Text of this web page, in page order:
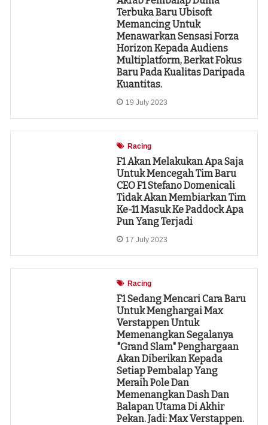
Terbuka Baru Ubisoft
Memancing Untuk
Menawarkan Sensasi Forza
Horizon Kepada Audiens
Multiplatform, Berkat Fokus
Baru Pada Kualitas Daripada
Kuantitas.
19 July 2023
Racing
F1 Akan Melakukan Apa Saja
Untuk Mencegah Tim Baru
CEO F1 Stefano Domenicali
Tidak Akan Membiarkan Tim
Ke-11 Masuk Ke Paddock Apa
Pun Yang Terjadi
17 July 2023
Racing
F1 Sedang Mencari Cara Baru
Untuk Menghargai Max
Verstappen Untuk
Memenangkan Segalanya
"grand Slam" Penghargaan
Akan Diberikan Kepada
Setiap Pembalap Yang
Meraih Pole Dan
Memenangkan Dash Dan
Balapan Utama Di Akhir
Pekan. Jadi: Max Verstappen.